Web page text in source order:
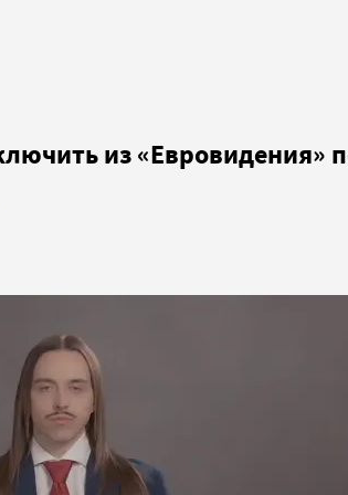
из «Евровидения»